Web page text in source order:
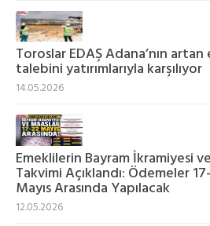
Toroslar EDAŞ Adana’nın
talebini yatırımlarıyla karşılıyor
14.05.2026
Emeklilerin Bayram İkramiyesi
Takvimi Açıklandı: Ödemeler
Mayıs Arasında Yapılacak
12.05.2026